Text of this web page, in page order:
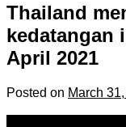
Thailand
kedatangan
April 2021
Posted on March